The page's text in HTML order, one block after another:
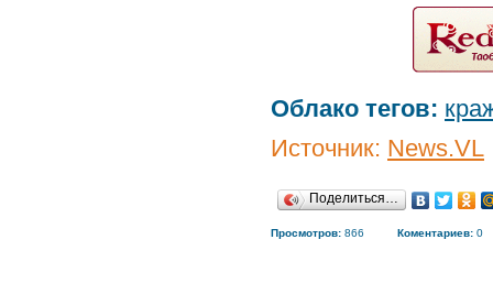
Облако тегов:
Источник: News.VL
Поделиться…
Просмотров: 866 Коментариев: 0